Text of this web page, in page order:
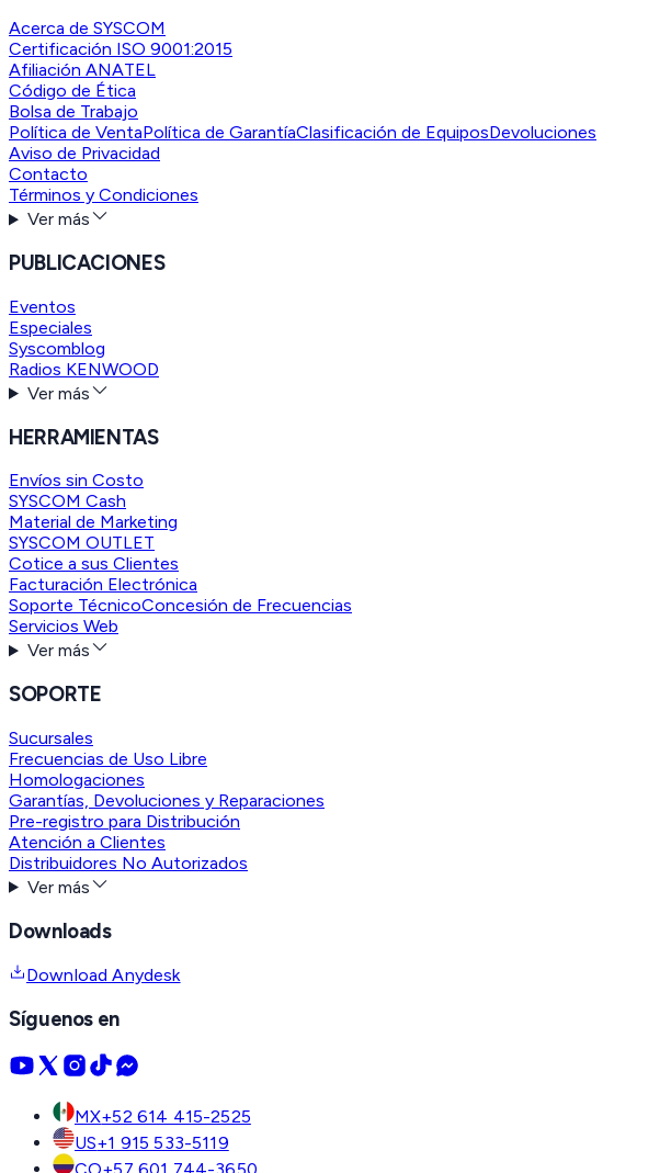
Acerca de SYSCOM
Certificación ISO 9001:2015
Afiliación ANATEL
Código de Ética
Bolsa de Trabajo
Política de VentaPolítica de GarantíaClasificación de EquiposDevoluciones
Aviso de Privacidad
Contacto
Términos y Condiciones
Ver más
PUBLICACIONES
Eventos
Especiales
Syscomblog
Radios KENWOOD
Ver más
HERRAMIENTAS
Envíos sin Costo
SYSCOM Cash
Material de Marketing
SYSCOM OUTLET
Cotice a sus Clientes
Facturación Electrónica
Soporte TécnicoConcesión de Frecuencias
Servicios Web
Ver más
SOPORTE
Sucursales
Frecuencias de Uso Libre
Homologaciones
Garantías, Devoluciones y Reparaciones
Pre-registro para Distribución
Atención a Clientes
Distribuidores No Autorizados
Ver más
Downloads
Download Anydesk
Síguenos en
MX+52 614 415-2525
US+1 915 533-5119
CO+57 601 744-3650